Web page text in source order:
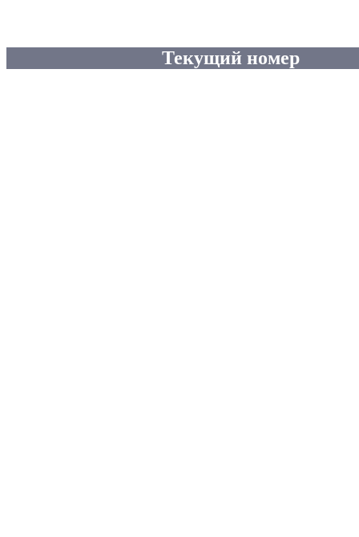
Текущий номер